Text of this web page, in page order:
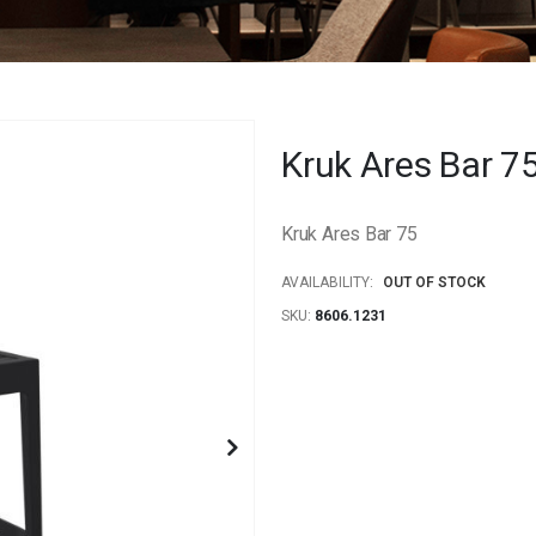
Kruk Ares Bar
Kruk Ares Bar 75
AVAILABILITY:
OUT OF STOCK
SKU 8606.1231